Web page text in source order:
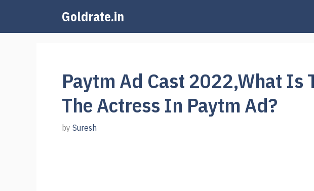
content
Goldrate.in
Paytm Ad Cast 2022,What Is
The Actress In Paytm Ad?
by Suresh